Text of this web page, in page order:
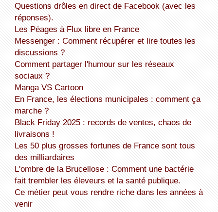
Questions drôles en direct de Facebook (avec les
réponses).
Les Péages à Flux libre en France
Messenger : Comment récupérer et lire toutes les
discussions ?
Comment partager l'humour sur les réseaux
sociaux ?
Manga VS Cartoon
En France, les élections municipales : comment ça
marche ?
Black Friday 2025 : records de ventes, chaos de
livraisons !
Les 50 plus grosses fortunes de France sont tous
des milliardaires
L'ombre de la Brucellose : Comment une bactérie
fait trembler les éleveurs et la santé publique.
Ce métier peut vous rendre riche dans les années à
venir